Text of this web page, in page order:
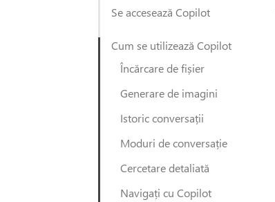
Se accesează Copilot
Cum se utilizează Copilot
Încărcare de fișier
Generare de imagini
Istoric conversații
Moduri de conversație
Cercetare detaliată
Navigați cu Copilot